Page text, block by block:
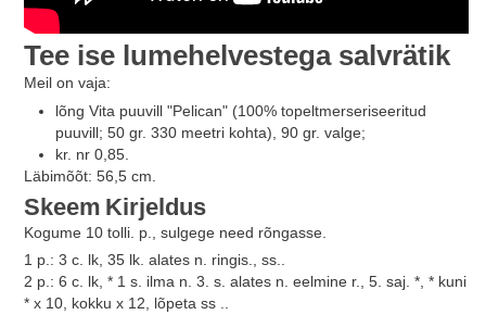
Tee ise lumehelvestega salvrätik
Meil on vaja:
lõng Vita puuvill "Pelican" (100% topeltmerseriseeritud
puuvill; 50 gr. 330 meetri kohta), 90 gr. valge;
kr. nr 0,85.
Läbimõõt: 56,5 cm.
Skeem Kirjeldus
Kogume 10 tolli. p., sulgege need rõngasse.
1 p.: 3 c. lk, 35 lk. alates n. ringis., ss..
2 p.: 6 c. lk, * 1 s. ilma n. 3. s. alates n. eelmine r., 5. saj. *, * kuni
* x 10, kokku x 12, lõpeta ss ..